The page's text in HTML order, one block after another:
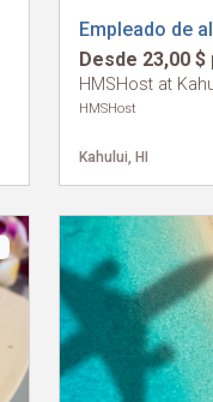
Empleado de
Desde 23,00
HMSHost at
HMSHost
Kahului, HI